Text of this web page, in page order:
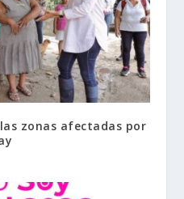
zonas afectadas por